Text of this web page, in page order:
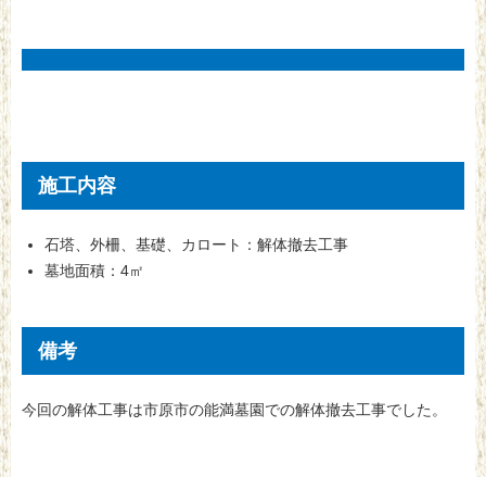
施工内容
石塔、外柵、基礎、カロート：解体撤去工事
墓地面積：4㎡
備考
今回の解体工事は市原市の能満墓園での解体撤去工事でした。